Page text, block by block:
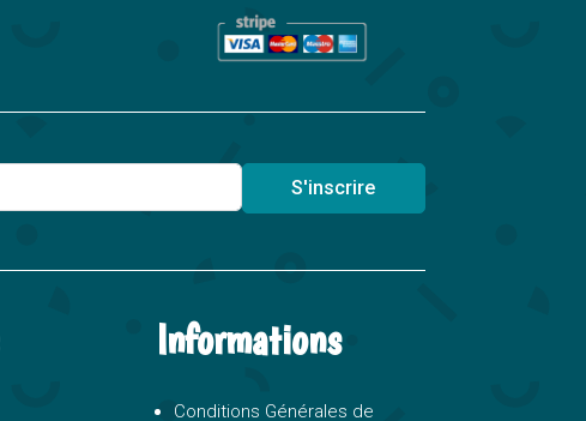
S'inscrire
Informations
Conditions Générales de